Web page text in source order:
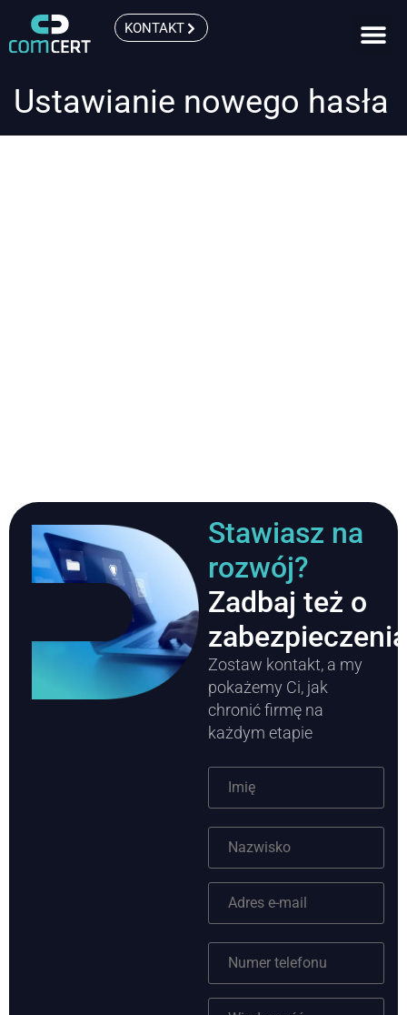
KONTAKT
Ustawianie nowego hasła
Stawiasz na
rozwój?
Zadbaj też o
Zostaw kontakt, a my
pokażemy Ci, jak
chronić firmę na
każdym etapie